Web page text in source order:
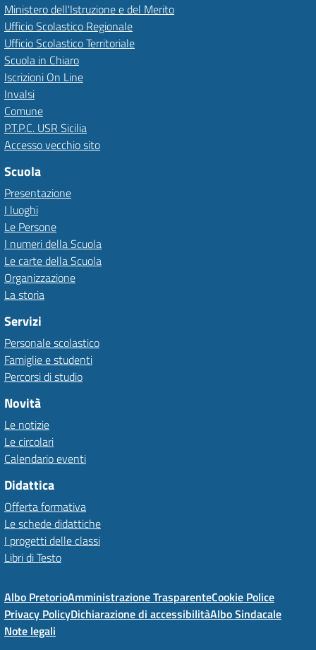
Ministero dell'Istruzione e del Merito
Ufficio Scolastico Regionale
Ufficio Scolastico Territoriale
Scuola in Chiaro
Iscrizioni On Line
Invalsi
Comune
P.T.P.C. USR Sicilia
Accesso vecchio sito
Scuola
Presentazione
I luoghi
Le Persone
I numeri della Scuola
Le carte della Scuola
Organizzazione
La storia
Servizi
Personale scolastico
Famiglie e studenti
Percorsi di studio
Novità
Le notizie
Le circolari
Calendario eventi
Didattica
Offerta formativa
Le schede didattiche
I progetti delle classi
Libri di Testo
Albo PretorioAmministrazione TrasparenteCookie Police
Privacy PolicyDichiarazione di accessibilitàAlbo Sindacale
Note legali